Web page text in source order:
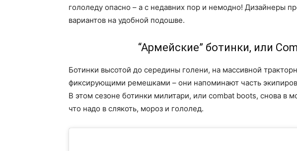
гололеду опасно – а с недавних пор и немодно! Дизайнеры
вариантов на удобной подошве.
“Армейские” ботинки, или
Ботинки высотой до середины голени, на массивной
фиксирующими ремешками – они напоминают часть
В этом сезоне ботинки милитари, или combat boots, снова в
что надо в слякоть, мороз и гололед.